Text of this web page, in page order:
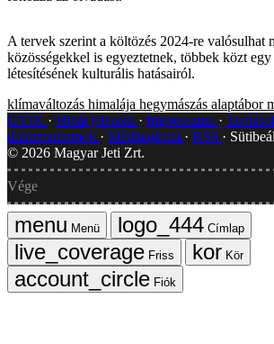
A tervek szerint a költözés 2024-re valósulhat
közösségekkel is egyeztetnek, többek közt
létesítésének kulturális hatásairól.
klímaváltozás himalája hegymászás alaptábor
GYIK
Hibát jelentek Impresszum
dokumentumok
Médiaajánlat RSS
© 2026 Magyar Jeti Zrt.
Vége
Menü
Címlap
Friss
Kör
Fiók